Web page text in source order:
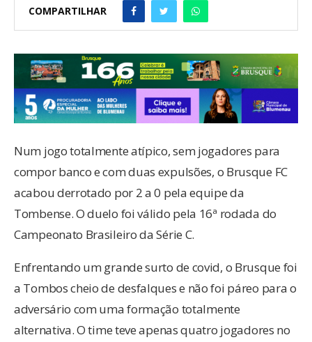
COMPARTILHAR
Num jogo totalmente atípico, sem jogadores para
compor banco e com duas expulsões, o Brusque FC
acabou derrotado por 2 a 0 pela equipe da
Tombense. O duelo foi válido pela 16ª rodada do
Campeonato Brasileiro da Série C.
Enfrentando um grande surto de covid, o Brusque foi
a Tombos cheio de desfalques e não foi páreo para o
adversário com uma formação totalmente
alternativa. O time teve apenas quatro jogadores no